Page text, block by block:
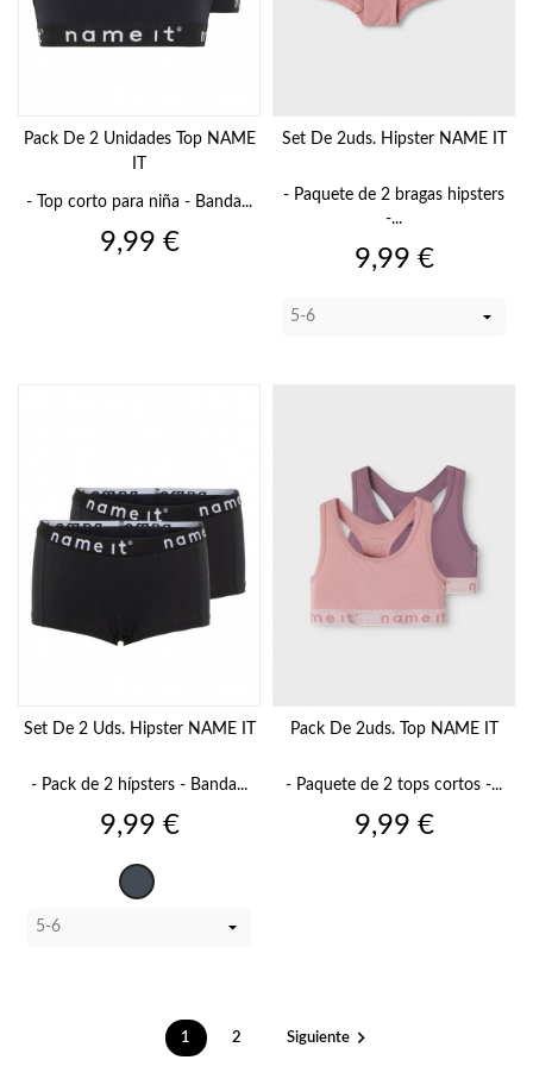
Pack De 2 Unidades Top NAME
- Top corto para niña - Banda...
Precio
9,99 €
Set De 2uds. Hipster NAME IT
- Paquete de 2 bragas hipsters
-...
Precio
9,99 €
Set De 2 Uds. Hipster NAME IT
- Pack de 2 hípsters - Banda...
Precio
9,99 €
Negro
Pack De 2uds. Top NAME IT
- Paquete de 2 tops cortos -...
Precio
9,99 €
1 2 Siguiente 